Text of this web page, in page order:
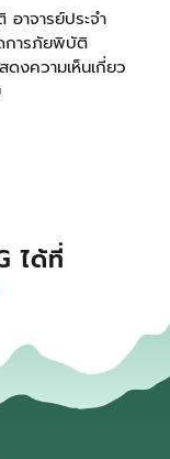
าจารย์ประจำ
การภัยพิบัติ
งความเห็นเกี่ยว
ได้ที่